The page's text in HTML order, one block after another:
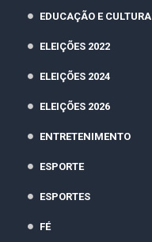
EDUCAÇÃO E CULTURA
ELEIÇÕES 2022
ELEIÇÕES 2024
ELEIÇÕES 2026
ENTRETENIMENTO
ESPORTE
ESPORTES
FÉ